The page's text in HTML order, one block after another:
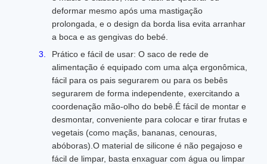
deformar mesmo após uma mastigação
prolongada, e o design da borda lisa evita arranhar
a boca e as gengivas do bebé.
Prático e fácil de usar: O saco de rede de
alimentação é equipado com uma alça ergonômica,
fácil para os pais segurarem ou para os bebês
segurarem de forma independente, exercitando a
coordenação mão-olho do bebê.É fácil de montar e
desmontar, conveniente para colocar e tirar frutas e
vegetais (como maçãs, bananas, cenouras,
abóboras).O material de silicone é não pegajoso e
fácil de limpar, basta enxaguar com água ou limpar